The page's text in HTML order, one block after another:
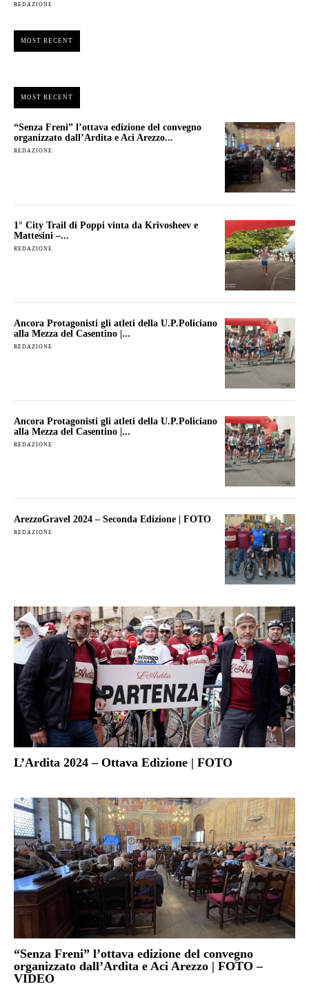
REDAZIONE
MOST RECENT
MOST RECENT
“Senza Freni” l’ottava edizione del convegno
organizzato dall’Ardita e Aci Arezzo...
REDAZIONE
1° City Trail di Poppi vinta da Krivosheev e
Mattesini –...
REDAZIONE
Ancora Protagonisti gli atleti della U.P.Policiano
alla Mezza del Casentino |...
REDAZIONE
Ancora Protagonisti gli atleti della U.P.Policiano
alla Mezza del Casentino |...
REDAZIONE
ArezzoGravel 2024 – Seconda Edizione | FOTO
REDAZIONE
L’Ardita 2024 – Ottava Edizione | FOTO
“Senza Freni” l’ottava edizione del convegno
organizzato dall’Ardita e Aci Arezzo | FOTO –
VIDEO